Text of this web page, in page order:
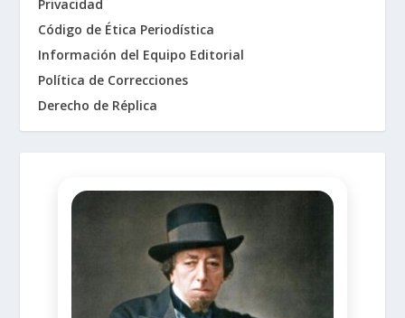
Privacidad
Código de Ética Periodística
Información del Equipo Editorial
Política de Correcciones
Derecho de Réplica